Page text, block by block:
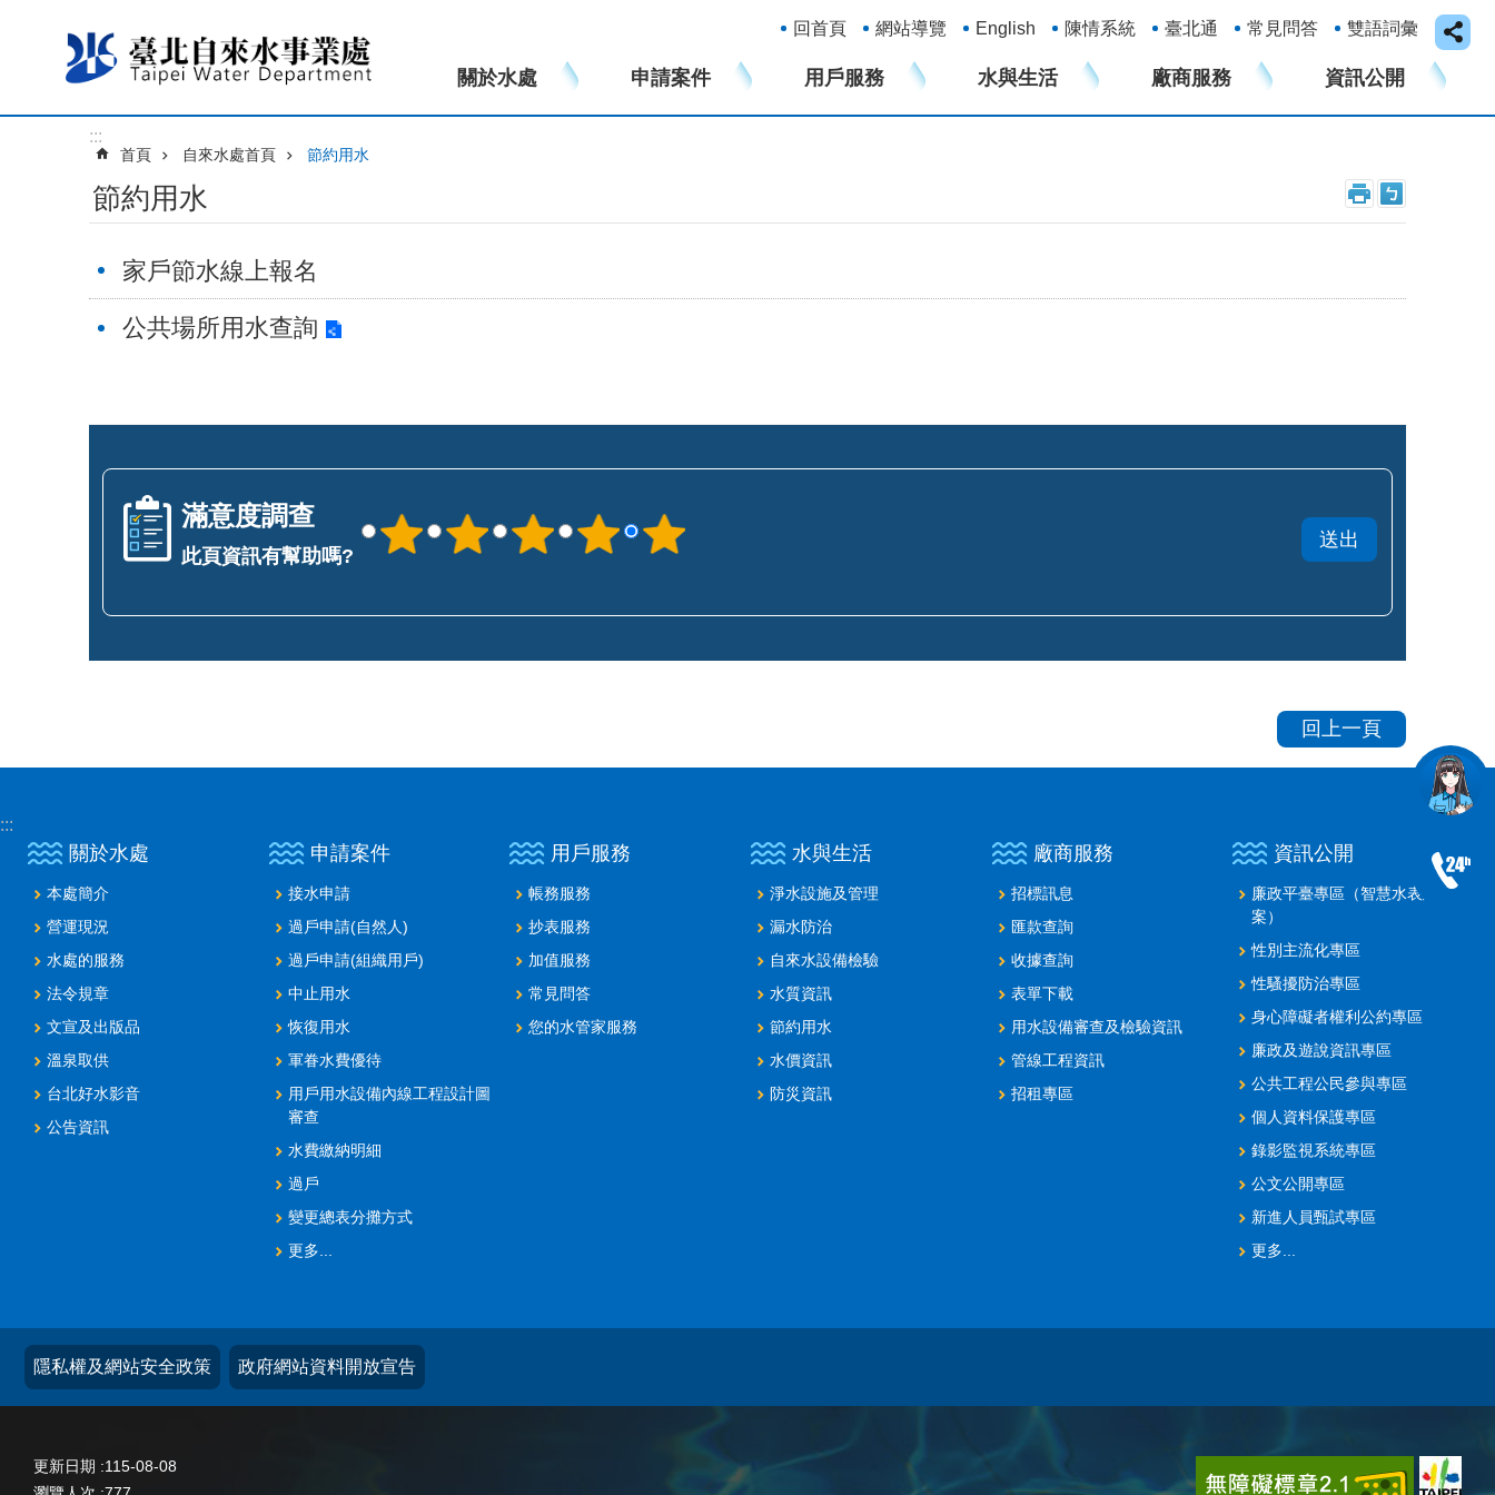
回首頁
網站導覽 English 陳情系統 臺北通 常見問答 雙語詞彙
關於水處 申請案件 用戶服務 水與生活 廠商服務 資訊公開
:::
首頁 自來水處首頁 節約用水
節約用水
家戶節水線上報名
公共場所用水查詢
滿意度調查
此頁資訊有幫助嗎?
回上一頁
:::
關於水處
本處簡介
營運現況
水處的服務
法令規章
文宣及出版品
溫泉取供
台北好水影音
公告資訊
申請案件
接水申請
過戶申請(自然人)
過戶申請(組織用戶)
中止用水
恢復用水
軍眷水費優待
用戶用水設備內線工程設計圖
審查
水費繳納明細
過戶
變更總表分攤方式
更多...
用戶服務
帳務服務
抄表服務
加值服務
常見問答
您的水管家服務
水與生活
淨水設施及管理
漏水防治
自來水設備檢驗
水質資訊
節約用水
水價資訊
防災資訊
廠商服務
招標訊息
匯款查詢
收據查詢
表單下載
用水設備審查及檢驗資訊
管線工程資訊
招租專區
資訊公開
廉政平臺專區（智慧水表建置
案）
性別主流化專區
性騷擾防治專區
身心障礙者權利公約專區
廉政及遊說資訊專區
公共工程公民參與專區
個人資料保護專區
錄影監視系統專區
公文公開專區
新進人員甄試專區
更多...
隱私權及網站安全政策 政府網站資料開放宣告
更新日期
115-08-08